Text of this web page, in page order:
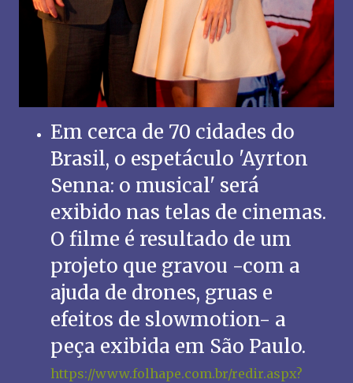
Em cerca de 70 cidades do
Brasil, o espetáculo 'Ayrton
Senna: o musical' será
exibido nas telas de cinemas.
O filme é resultado de um
projeto que gravou -com a
ajuda de drones, gruas e
efeitos de slowmotion- a
peça exibida em São Paulo.
https://www.folhape.com.br/redir.aspx?